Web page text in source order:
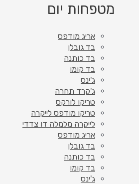
מטפחות יום
אריג מודפס
בד גובלן
בד כותנה
בד קומו
ג'ינס
ג'קרד תחרה
טריקו לורקס
טריקו מודפס לייקרה
לייקרה מלמלה דו צדדי
אריג מודפס
בד גובלן
בד כותנה
בד קומו
ג'ינס